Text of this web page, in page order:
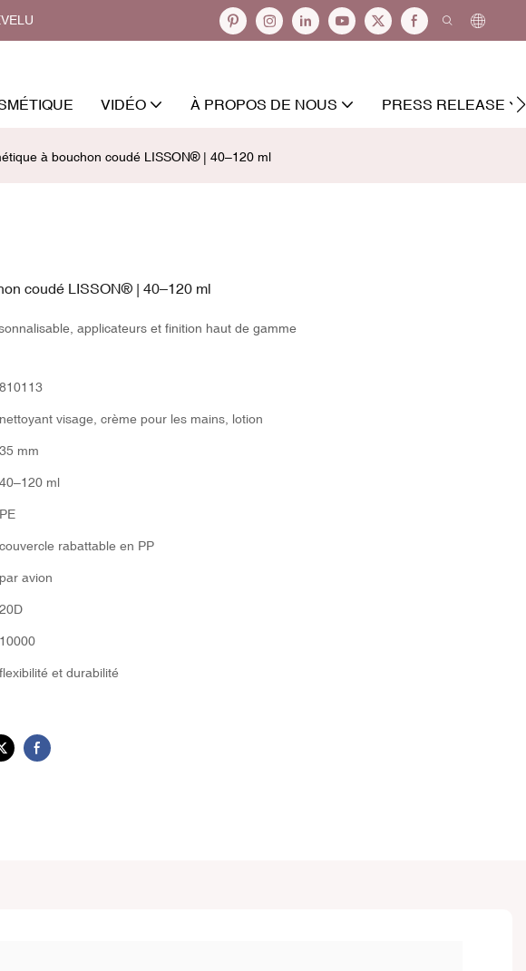
VIDÉO À PROPOS DE NOUS PRESS RELEASE
à bouchon coudé LISSON® | 40–120 ml
coudé LISSON® | 40–120 ml
applicateurs et finition haut de gamme
810113
nettoyant visage, crème pour les mains, lotion
35 mm
40–120 ml
PE
couvercle rabattable en PP
par avion
20D
10000
flexibilité et durabilité